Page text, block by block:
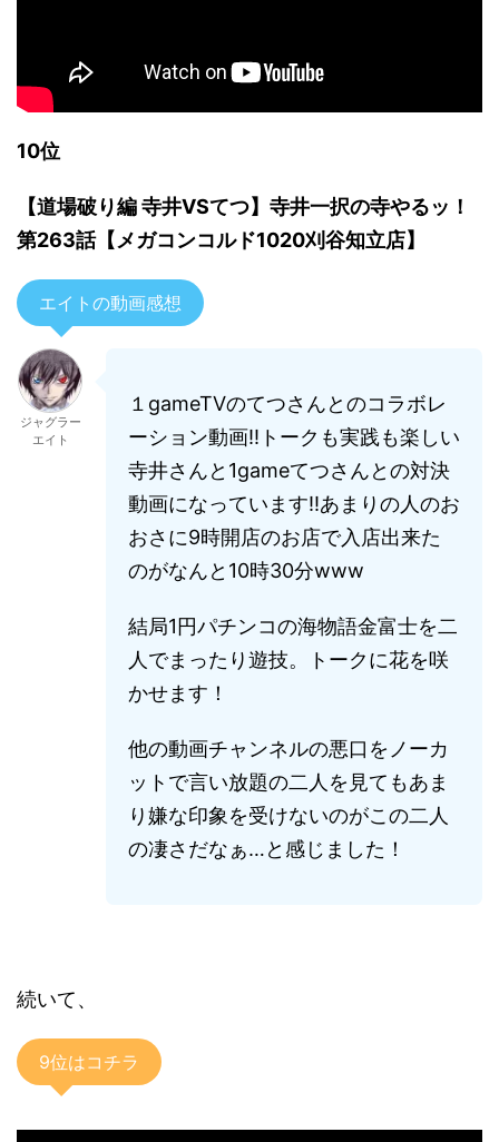
10位
【道場破り編 寺井VSてつ】寺井一択の寺やるッ！
第263話【メガコンコルド1020刈谷知立店】
エイトの動画感想
ジャグラー
エイト
１gameTVのてつさんとのコラボレ
ーション動画!!トークも実践も楽しい
寺井さんと1gameてつさんとの対決
動画になっています!!あまりの人のお
おさに9時開店のお店で入店出来た
のがなんと10時30分www
結局1円パチンコの海物語金富士を二
人でまったり遊技。トークに花を咲
かせます！
他の動画チャンネルの悪口をノーカ
ットで言い放題の二人を見てもあま
り嫌な印象を受けないのがこの二人
の凄さだなぁ…と感じました！
続いて、
9位はコチラ